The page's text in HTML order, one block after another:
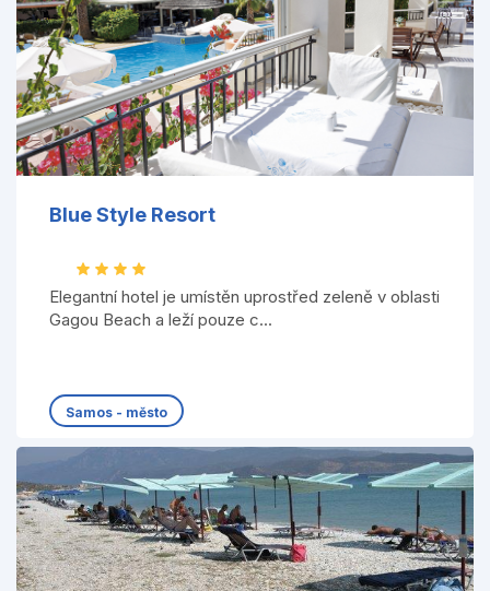
Blue Style Resort
Elegantní hotel je umístěn uprostřed zeleně v oblasti
Gagou Beach a leží pouze c...
Samos - město